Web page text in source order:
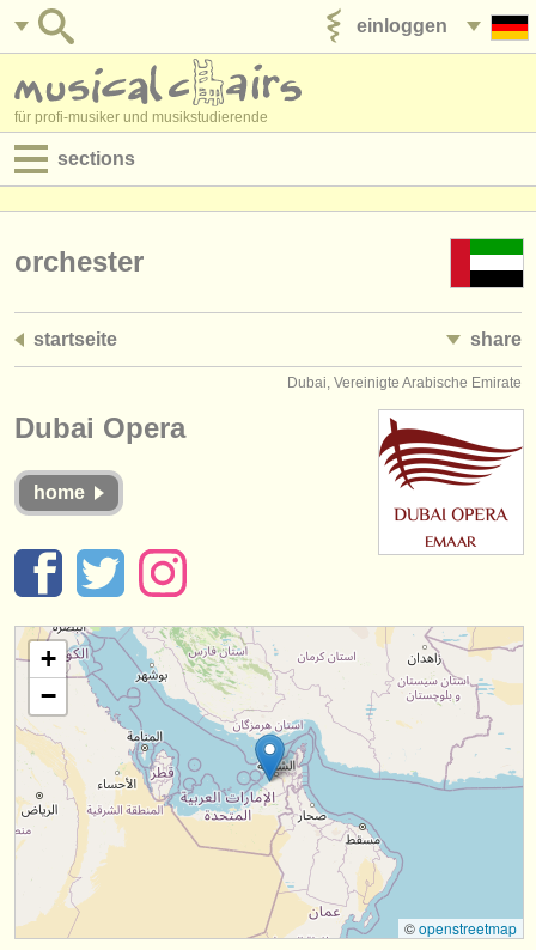
einloggen
für profi-musiker und musikstudierende
sections
jobs - verwaltung
musikwettbewerbe
instrumentenverkauf
verzeichnisse:
orchester
musikhochschulen
jugendorchester
musicalchairs:
über musicalchairs
kontakt
orchester
startseite share
Dubai, Vereinigte Arabische Emirate
Dubai Opera
home
+
−
©openstreetmap